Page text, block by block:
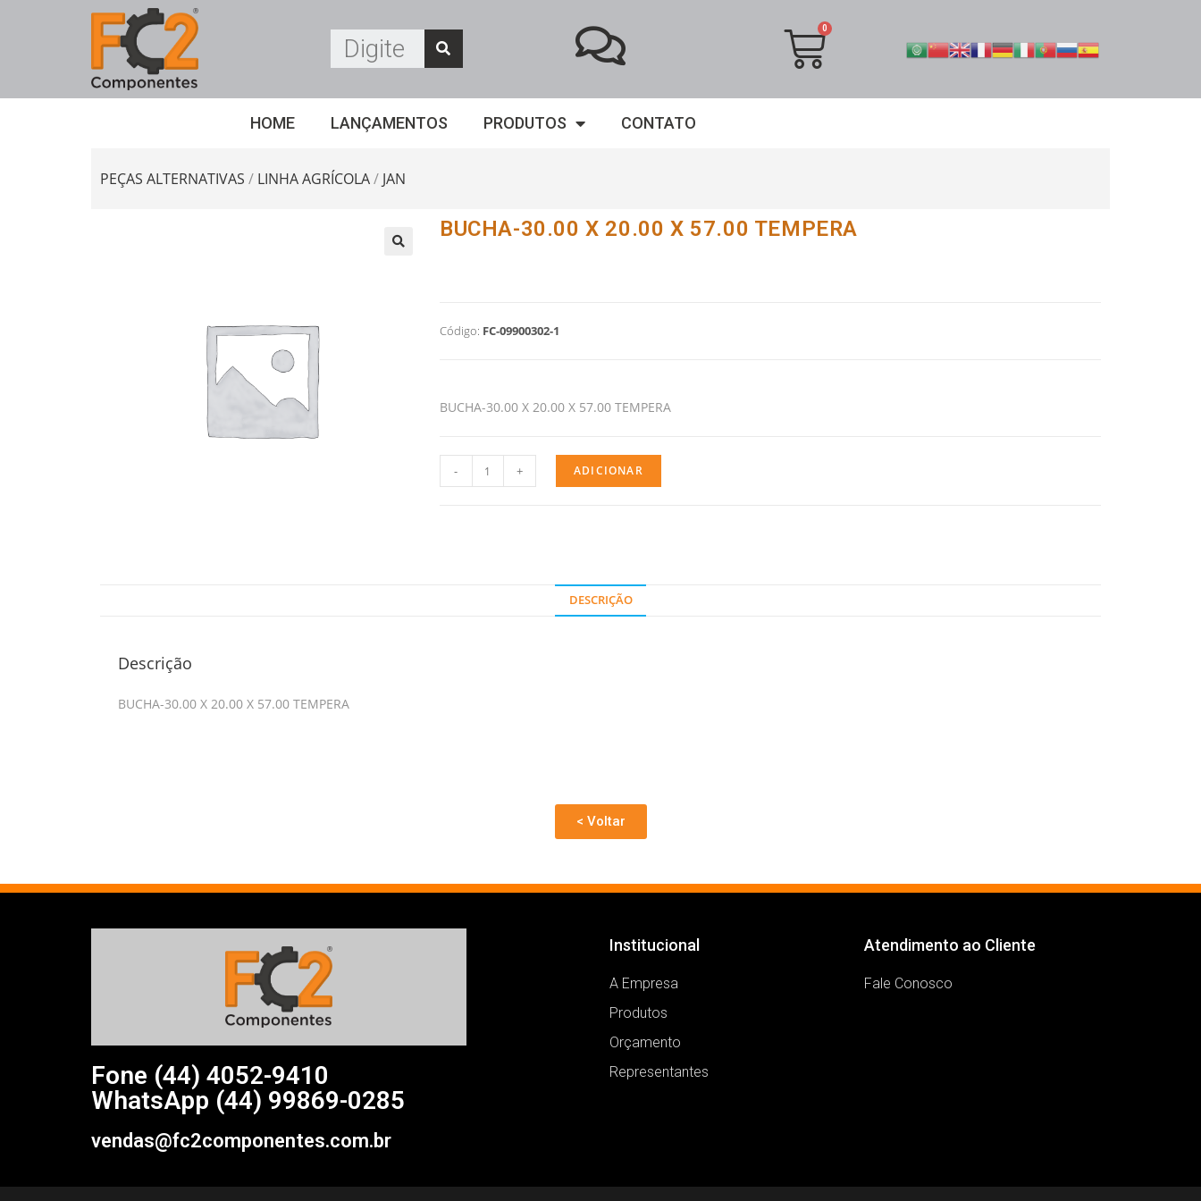
HOME LANÇAMENTOS PRODUTOS CONTATO
PEÇAS ALTERNATIVAS / LINHA AGRÍCOLA/ JAN
BUCHA-30.00 X 20.00 X 57.00 TEMPERA
Código: FC-09900302-1
BUCHA-30.00 X 20.00 X 57.00 TEMPERA
- + ADICIONAR
DESCRIÇÃO
Descrição
BUCHA-30.00 X 20.00 X 57.00 TEMPERA
< Voltar
Fone (44) 4052-9410
WhatsApp (44) 99869-0285
vendas@fc2componentes.com.br
Institucional
A Empresa
Produtos
Orçamento
Representantes
Atendimento ao Cliente
Fale Conosco